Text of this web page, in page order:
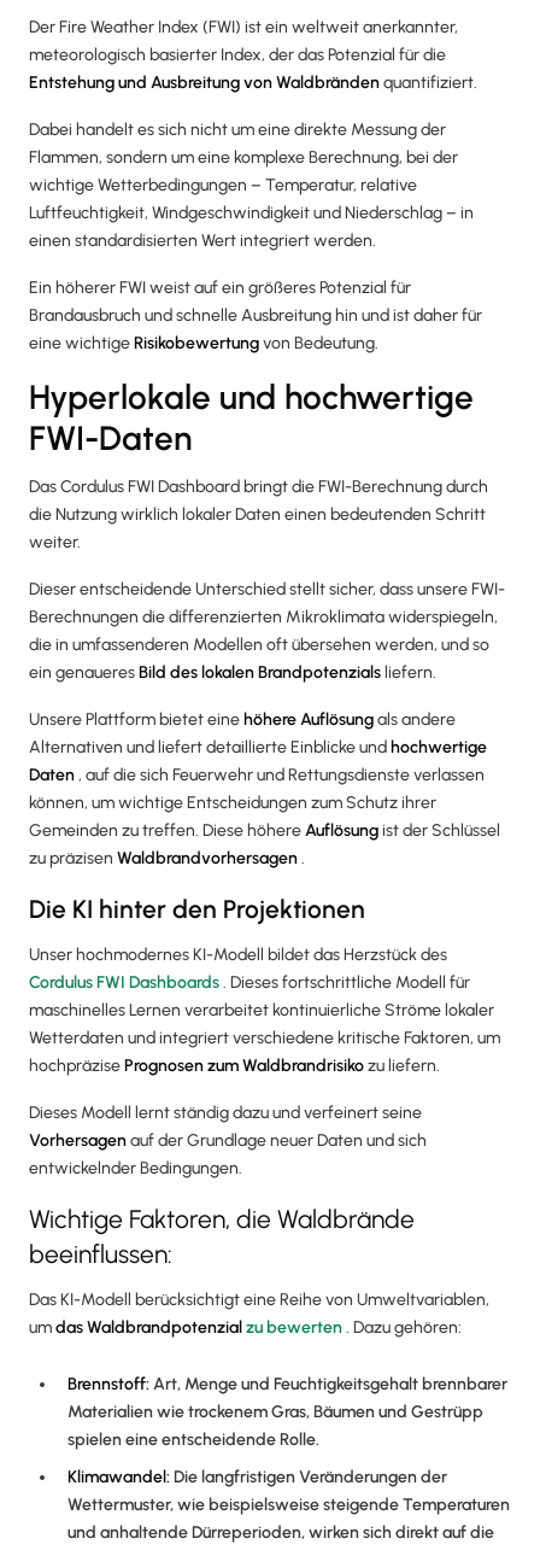
Der Fire Weather Index (FWI) ist ein weltweit anerkannter,
meteorologisch basierter Index, der das Potenzial für die
Entstehung und Ausbreitung von Waldbrändenquantifiziert.
Dabei handelt es sich nicht um eine direkte Messung der
Flammen, sondern um eine komplexe Berechnung, bei der
wichtige Wetterbedingungen – Temperatur, relative
Luftfeuchtigkeit, Windgeschwindigkeit und Niederschlag – in
einen standardisierten Wert integriert werden.
Ein höherer FWI weist auf ein größeres Potenzial für
Brandausbruch und schnelle Ausbreitung hin und ist daher für
eine wichtigeRisikobewertungvon Bedeutung.
Hyperlokale und hochwertige
FWI-Daten
Das Cordulus FWI Dashboard bringt die FWI-Berechnung durch
die Nutzung wirklich lokaler Daten einen bedeutenden Schritt
weiter.
Dieser entscheidende Unterschied stellt sicher, dass unsere FWI-
Berechnungen die differenzierten Mikroklimata widerspiegeln,
die in umfassenderen Modellen oft übersehen werden, und so
ein genaueresBild des lokalen Brandpotenzials liefern.
Unsere Plattform bietet eine höhere Auflösungals andere
Alternativen und liefert detaillierte Einblicke und hochwertige
Daten, auf die sich Feuerwehr und Rettungsdienste verlassen
können, um wichtige Entscheidungen zum Schutz ihrer
Gemeinden zu treffen. Diese höhereAuflösungist der Schlüssel
zu präzisen Waldbrandvorhersagen.
Die KI hinter den Projektionen
Unser hochmodernes KI-Modell bildet das Herzstück des
Cordulus FWI Dashboards. Dieses fortschrittliche Modell für
maschinelles Lernen verarbeitet kontinuierliche Ströme lokaler
Wetterdaten und integriert verschiedene kritische Faktoren, um
hochpräzisePrognosen zum Waldbrandrisikozu liefern.
Dieses Modell lernt ständig dazu und verfeinert seine
Vorhersagenauf der Grundlage neuer Daten und sich
entwickelnder Bedingungen.
Wichtige Faktoren, die Waldbrände
beeinflussen:
Das KI-Modell berücksichtigt eine Reihe von Umweltvariablen,
umdas Waldbrandpotenzialzu bewerten. Dazu gehören:
Brennstoff: Art, Menge und Feuchtigkeitsgehalt brennbarer
Materialien wie trockenem Gras, Bäumen und Gestrüpp
spielen eine entscheidende Rolle.
Klimawandel: Die langfristigen Veränderungen der
Wettermuster, wie beispielsweise steigende Temperaturen
und anhaltende Dürreperioden, wirken sich direkt auf die